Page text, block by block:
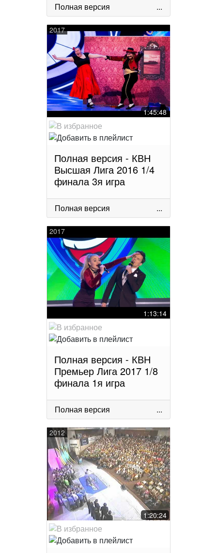
Полная версия ...
2017
1:45:48
Полная версия - КВН
Высшая Лига 2016 1/4
финала 3я игра
Полная версия ...
2017
1:13:14
Полная версия - КВН
Премьер Лига 2017 1/8
финала 1я игра
Полная версия ...
2012
1:20:24